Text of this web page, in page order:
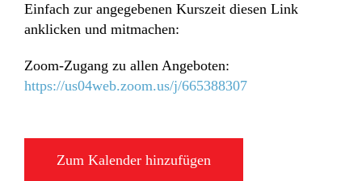
Einfach zur angegebenen Kurszeit diesen Link
anklicken und mitmachen:
Zoom-Zugang zu allen Angeboten:
https://us04web.zoom.us/j/665388307
Zum Kalender hinzufügen